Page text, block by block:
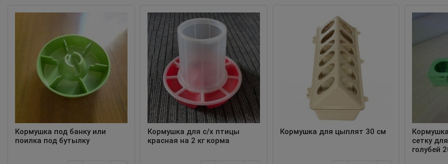
Кормушка под банку или
поилка под бутылку
Кормушка для с/х птицы
красная на 2 кг корма
Кормушка для цыплят 30 см
сетку
голубей